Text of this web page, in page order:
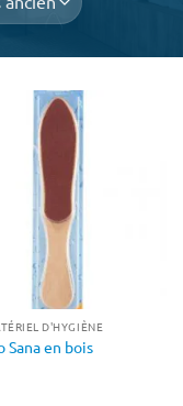
D'HYGIÈNE
Sana en bois